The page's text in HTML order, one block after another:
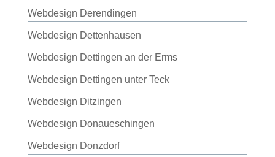
Webdesign Derendingen
Webdesign Dettenhausen
Webdesign Dettingen an der Erms
Webdesign Dettingen unter Teck
Webdesign Ditzingen
Webdesign Donaueschingen
Webdesign Donzdorf